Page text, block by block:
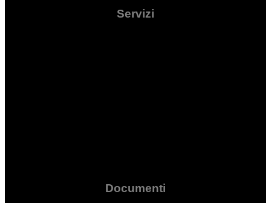
Servizi
Documenti